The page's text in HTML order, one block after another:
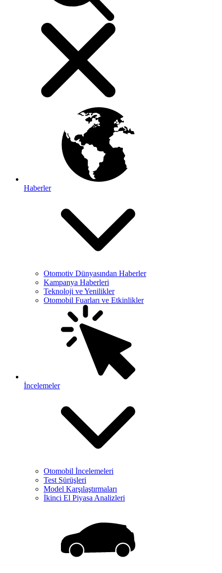
Haberler
Otomotiv Dünyasından Haberler
Kampanya Haberleri
Teknoloji ve Yenilikler
Otomobil Fuarları ve Etkinlikler
İncelemeler
Otomobil İncelemeleri
Test Sürüşleri
Model Karşılaştırmaları
İkinci El Piyasa Analizleri